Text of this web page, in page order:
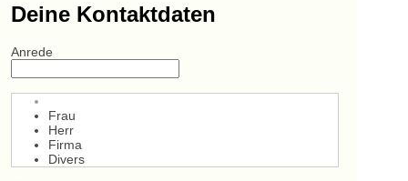
Deine Kontaktdaten
Anrede
Frau
Herr
Firma
Divers